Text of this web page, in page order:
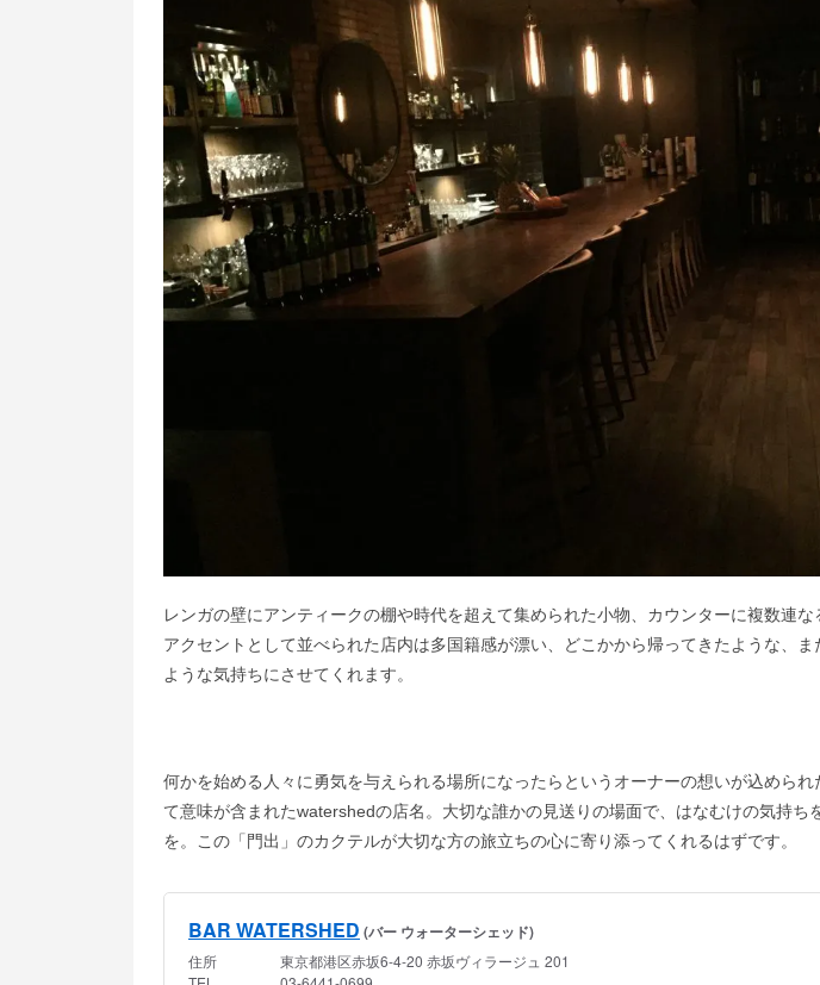
レンガの壁にアンティークの棚や時代を超えて集められた小物、カウンターに複数連
アクセントとして並べられた店内は多国籍感が漂い、どこかから帰ってきたような、
ような気持ちにさせてくれます。
何かを始める人々に勇気を与えられる場所になったらというオーナーの想いが込めら
て意味が含まれたwatershedの店名。大切な誰かの見送りの場面で、はなむけの気持ち
を。この「門出」のカクテルが大切な方の旅立ちの心に寄り添ってくれるはずです。